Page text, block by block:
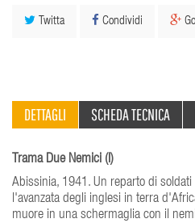
Twitta Condividi
DETTAGLI SCHEDA TECNICA
Trama Due Nemici (I)
Abissinia, 1941. Un reparto di soldati
l'avanzata degli inglesi in terra
muore in una schermaglia con il